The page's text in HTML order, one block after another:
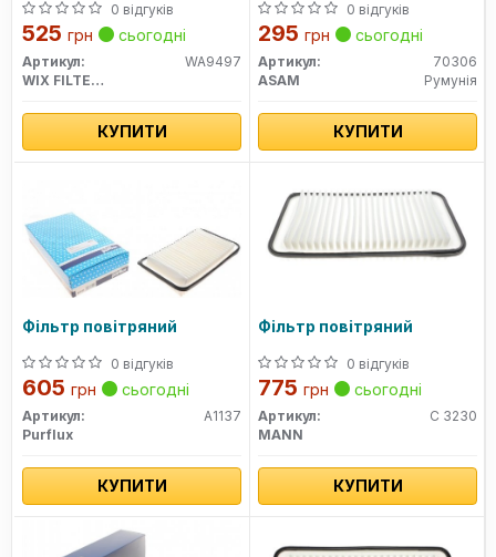
0 відгуків
525 грн сьогодні
Артикул:
WA9497
WIX FILTERS
КУПИТИ
0 відгуків
295 грн сьогодні
Артикул:
70306
ASAM
Румунія
КУПИТИ
Фільтр повітряний
0 відгуків
605 грн сьогодні
Артикул:
A1137
Purflux
КУПИТИ
Фільтр повітряний
0 відгуків
775 грн сьогодні
Артикул:
C 3230
MANN
КУПИТИ